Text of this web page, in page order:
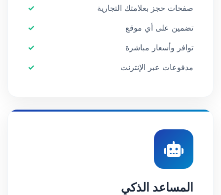
صفحات حجز بعلامتك التجارية
تضمين على أي موقع
توافر وأسعار مباشرة
مدفوعات عبر الإنترنت
المساعد الذكي